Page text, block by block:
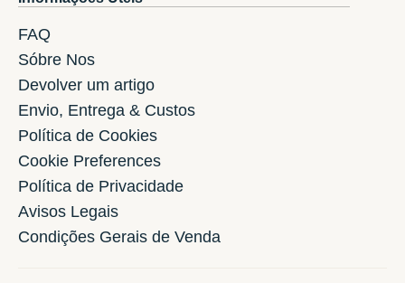
FAQ
Sóbre Nos
Devolver um artigo
Envio, Entrega & Custos
Política de Cookies
Cookie Preferences
Política de Privacidade
Avisos Legais
Condições Gerais de Venda